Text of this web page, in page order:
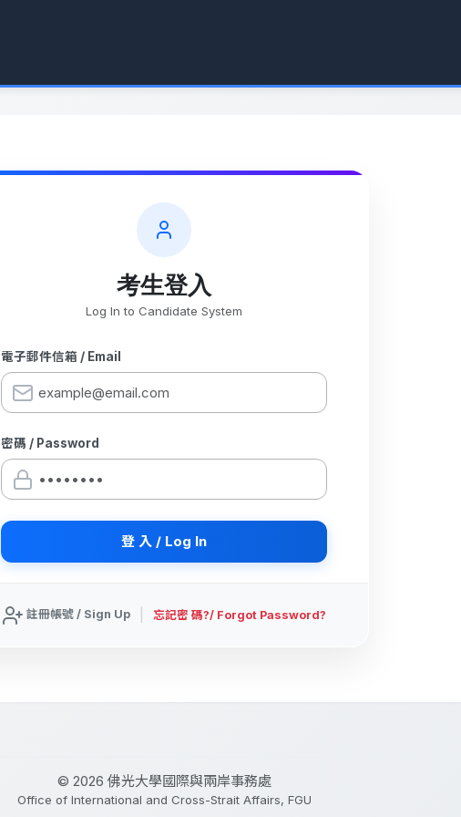
考生登入
Log In to Candidate System
電子郵件信箱 / Email
密碼 / Password
註冊帳號 / Sign Up 忘記密 碼?/ Forgot Password?
© 2026 佛光大學國際與兩岸事務處
Office of International and Cross-Strait Affairs, FGU